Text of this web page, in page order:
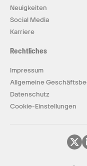
Neuigkeiten
Social Media
Karriere
Rechtliches
Impressum
Allgemeine
Datenschutz
Cookie-Einstellungen